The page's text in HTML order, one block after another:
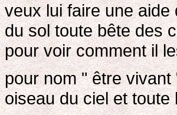
veux lui faire une
du sol toute bête des
pour voir comment il
pour nom " être
oiseau du ciel et